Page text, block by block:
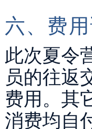
六、费
此次夏令
员的往返
费用。其
消费均自